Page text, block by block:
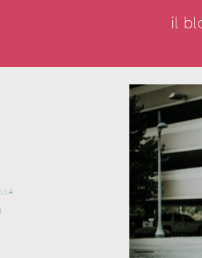
il